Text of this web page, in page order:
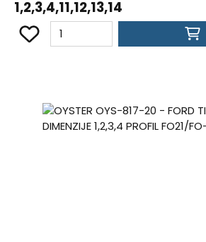
1,2,3,4,11,12,13,14